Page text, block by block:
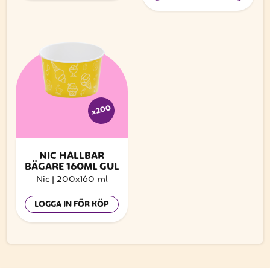
x200
NIC HÅLLBAR
BÄGARE 160ML GUL
Nic | 200x160 ml
LOGGA IN FÖR KÖP